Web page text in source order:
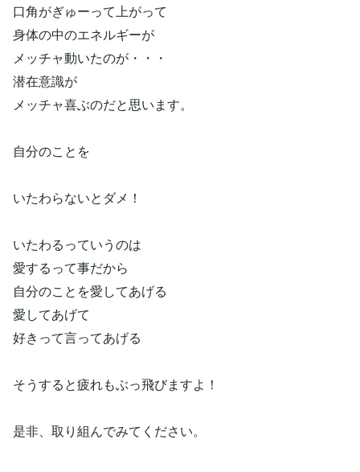
口角がぎゅーって上がって
身体の中のエネルギーが
メッチャ動いたのが・・・
潜在意識が
メッチャ喜ぶのだと思います。
自分のことを
いたわらないとダメ！
いたわるっていうのは
愛するって事だから
自分のことを愛してあげる
愛してあげて
好きって言ってあげる
そうすると疲れもぶっ飛びますよ！
是非、取り組んでみてください。